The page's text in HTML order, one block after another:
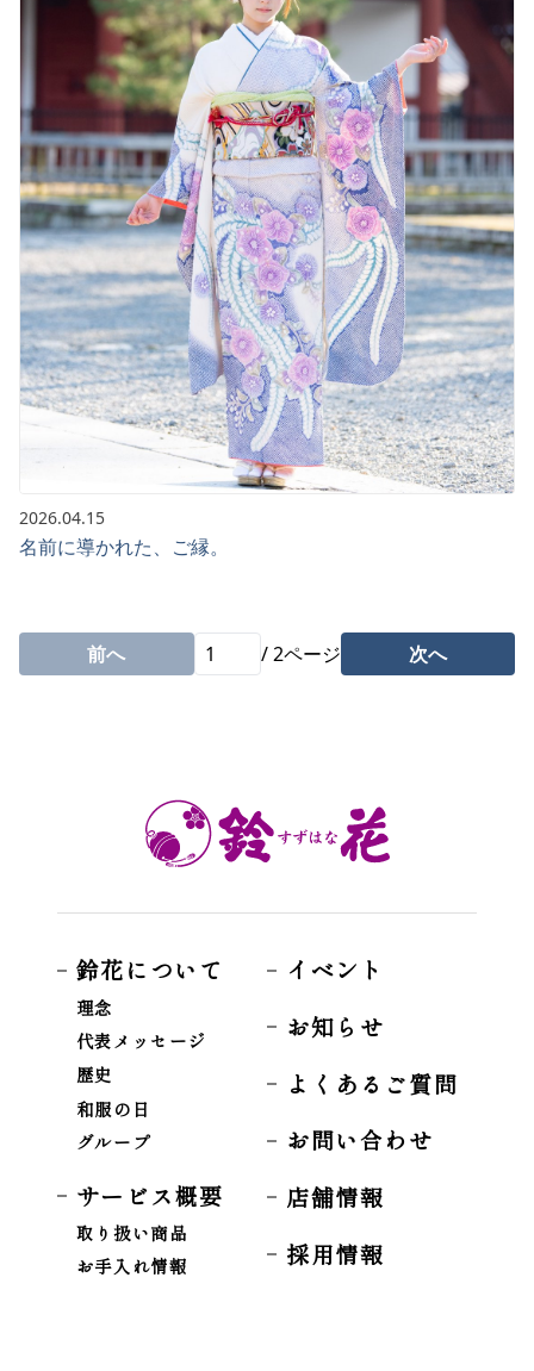
2026.04.15
名前に導かれた、ご縁。
前へ /2ページ 次へ
鈴花について
理念
代表メッセージ
歴史
和服の日
グループ
サービス概要
取り扱い商品
お手入れ情報
イベント
お知らせ
よくあるご質問
お問い合わせ
店舗情報
採用情報